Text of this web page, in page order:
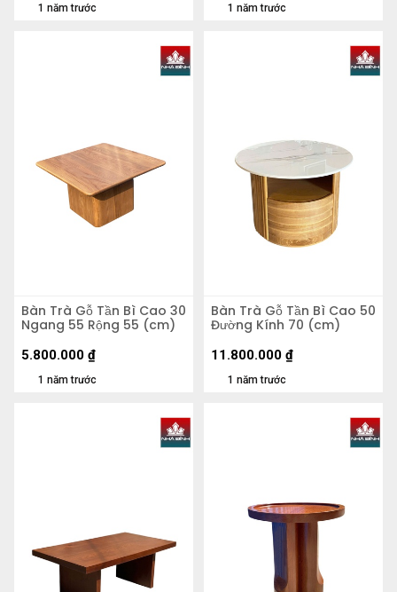
1 năm trước 1 năm trước
Bàn Trà Gỗ Tần Bì Cao 30
Ngang 55 Rộng 55 (cm)
1 năm trước
5.800.000 ₫
Bàn Trà Gỗ Tần Bì Cao 50
Đường Kính 70 (cm)
1 năm trước
11.800.000 ₫